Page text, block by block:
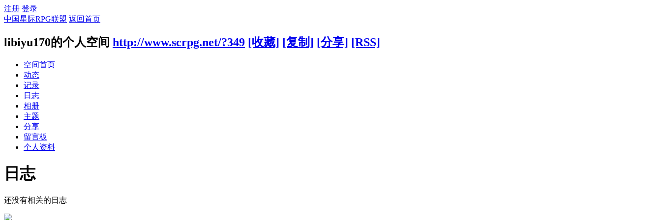
注册 登录
中国星际RPG联盟 返回首页
libiyu170的个人空间 http://www.scrpg.net/?349 [收藏] [复制] [分享] [RSS]
空间首页
动态
记录
日志
相册
主题
分享
留言板
个人资料
日志
还没有相关的日志